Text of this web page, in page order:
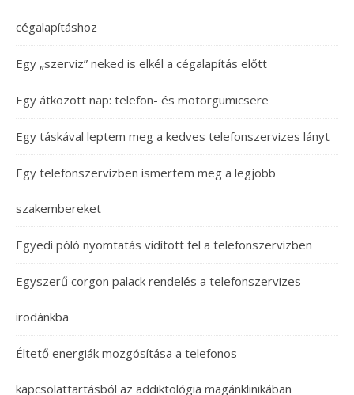
cégalapításhoz
Egy „szerviz” neked is elkél a cégalapítás előtt
Egy átkozott nap: telefon- és motorgumicsere
Egy táskával leptem meg a kedves telefonszervizes lányt
Egy telefonszervizben ismertem meg a legjobb
szakembereket
Egyedi póló nyomtatás vidított fel a telefonszervizben
Egyszerű corgon palack rendelés a telefonszervizes
irodánkba
Éltető energiák mozgósítása a telefonos
kapcsolattartásból az addiktológia magánklinikában